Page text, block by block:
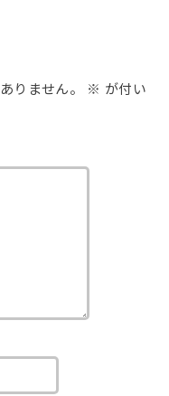
りません。 ※ が付い